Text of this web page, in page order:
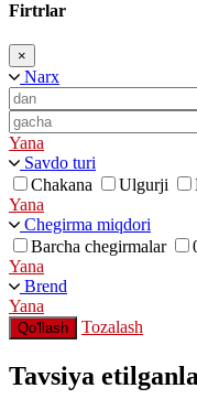
Firtrlar
×
Narx
Yana
Savdo turi
Chakana
Ulgurji
Yana
Chegirma miqdori
Barcha chegirmalar
Yana
Brend
Yana
Qo'llash Tozalash
Tavsiya